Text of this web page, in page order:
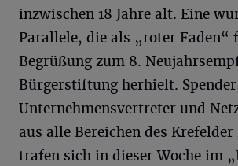
inzwischen 18 Jahre alt. Eine
Parallele, die als „roter Faden“
Begrüßung zum 8.
Bürgerstiftung herhielt.
Unternehmensvertreter und
aus alle Bereichen des Krefelder
trafen sich in dieser Woche im